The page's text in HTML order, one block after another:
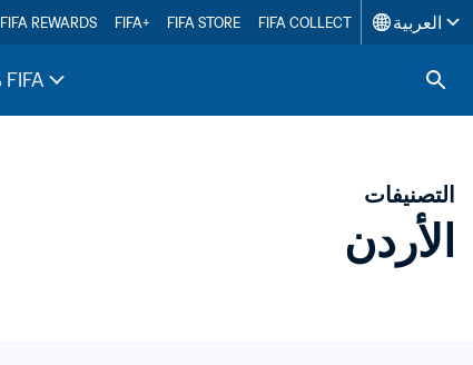
FIFA REWARDS FIFA+ FIFA STORE FIFA COLLECT العربية
داخل FIFA
التصنيفات
الأردن